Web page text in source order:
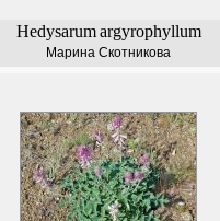
Hedysarum argyrophyllum
Марина Скотникова